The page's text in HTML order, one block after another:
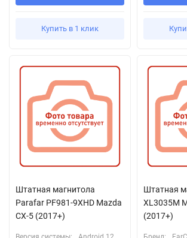
Купить в 1 клик
Штатная магнитола
Parafar PF981-9XHD Mazda
CX-5 (2017+)
Штатная
XL3035M
(2017+)